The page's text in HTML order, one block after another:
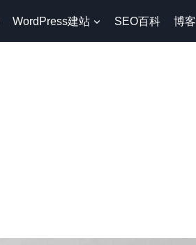
WordPress建站 SEO百科 博客